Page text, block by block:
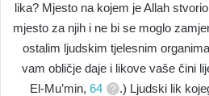
lika? Mjesto na kojem je Allah
mjesto za njih i ne bi se moglo
ostalim ljudskim tjelesnim
vam obličje daje i likove vaše čini
El-Mu’min, 64
.) Ljudski lik